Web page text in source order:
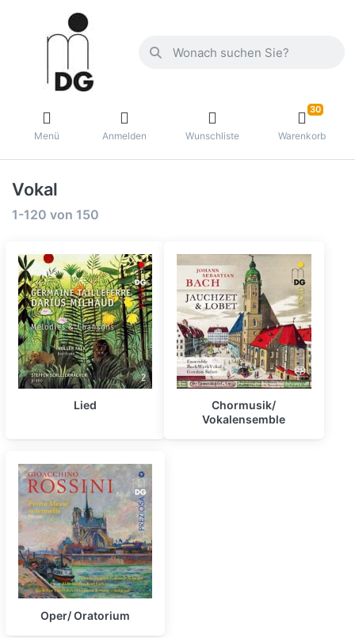
Menü Anmelden Wunschliste
30
Warenkorb
Vokal
1-120 von 150
Lied
Chormusik/
Vokalensemble
Oper/ Oratorium